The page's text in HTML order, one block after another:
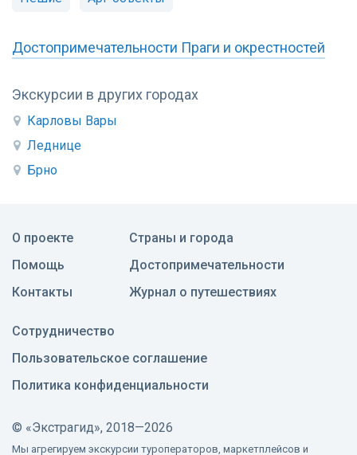
Экскурсии в других городах
Карловы Вары
Леднице
Брно
Достопримечательности Праги и окрестностей
О проекте
Помощь
Контакты
Страны и города
Достопримечательности
Журнал о путешествиях
Сотрудничество
Пользовательское соглашение
Политика конфиденциальности
© «Экстрагид», 2018—2026
Мы агрегируем экскурсии туроператоров, маркетплейсов и